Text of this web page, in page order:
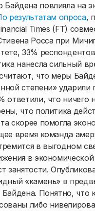
повлияла на
результатам опроса,
Times (FT)
Росса при
33%
нанесла сильный
что меры
степени» ударили
ответили, что ничего
что политика
скорее помогла
время команда
в выгодном
в
занятости.
«камень» в
Байдена. Понятно, что
либо